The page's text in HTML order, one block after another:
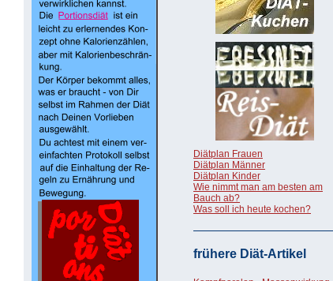
Diätplan Frauen
Diätplan Männer
Diätplan Kinder
Wie nimmt man am besten am
Bauch ab?
Was soll ich heute kochen?
frühere Diät-Artikel